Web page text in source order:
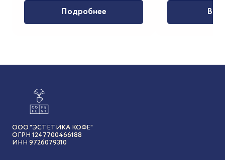
Подробнее В
ООО "ЭСТЕТИКА КОФЕ"
ОГРН 1247700466188
ИНН 9726079310